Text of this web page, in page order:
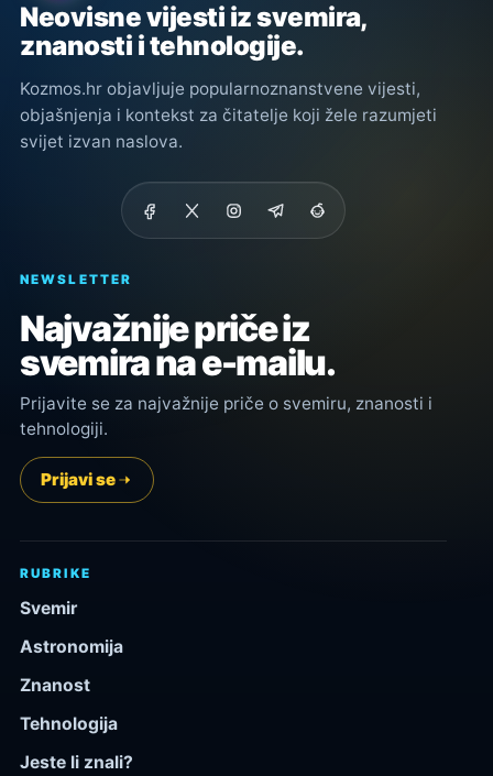
Neovisne vijesti iz svemira,
znanosti i tehnologije.
Kozmos.hr objavljuje popularnoznanstvene vijesti,
objašnjenja i kontekst za čitatelje koji žele razumjeti
svijet izvan naslova.
NEWSLETTER
Najvažnije priče iz
svemira na e-mailu.
Prijavite se za najvažnije priče o svemiru, znanosti i
tehnologiji.
Prijavi se
RUBRIKE
Svemir
Astronomija
Znanost
Tehnologija
Jeste li znali?